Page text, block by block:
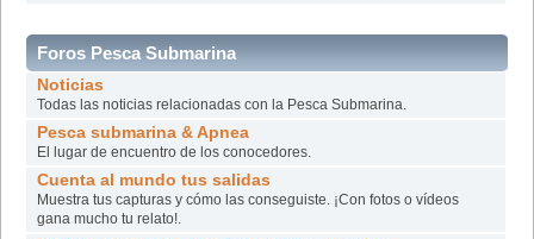
Foros Pesca Submarina
Noticias
Todas las noticias relacionadas con la Pesca Submarina.
Pesca submarina & Apnea
El lugar de encuentro de los conocedores.
Cuenta al mundo tus salidas
Muestra tus capturas y cómo las conseguiste. ¡Con fotos o vídeos
gana mucho tu relato!.